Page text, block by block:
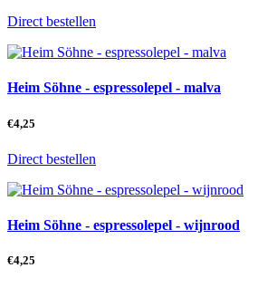
Direct bestellen
Heim Söhne - espressolepel - malva
€4,25
Direct bestellen
Heim Söhne - espressolepel - wijnrood
€4,25